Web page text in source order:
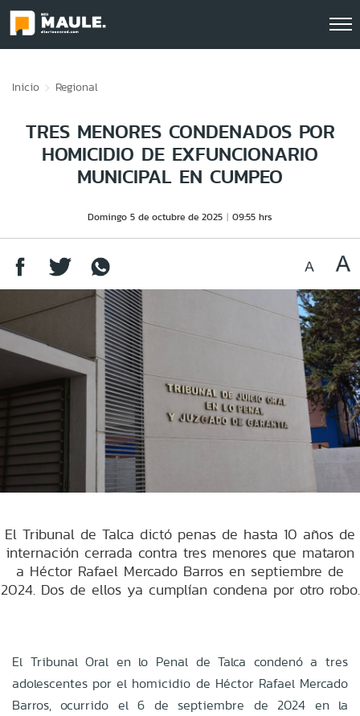
Inicio Regional
TRES MENORES CONDENADOS POR
HOMICIDIO DE EXFUNCIONARIO
MUNICIPAL EN CUMPEO
Domingo 5 de octubre de 2025 09:55 hrs
El Tribunal de Talca dictó penas de hasta 10 años de
internación cerrada contra tres menores que mataron
a Héctor Rafael Mercado Barros en septiembre de
2024. Dos de ellos ya cumplían condena por otro robo.
El Tribunal Oral en lo Penal de Talca condenó a tres
adolescentes por el homicidio de Héctor Rafael Mercado
Barros, ocurrido el 6 de septiembre de 2024 en la